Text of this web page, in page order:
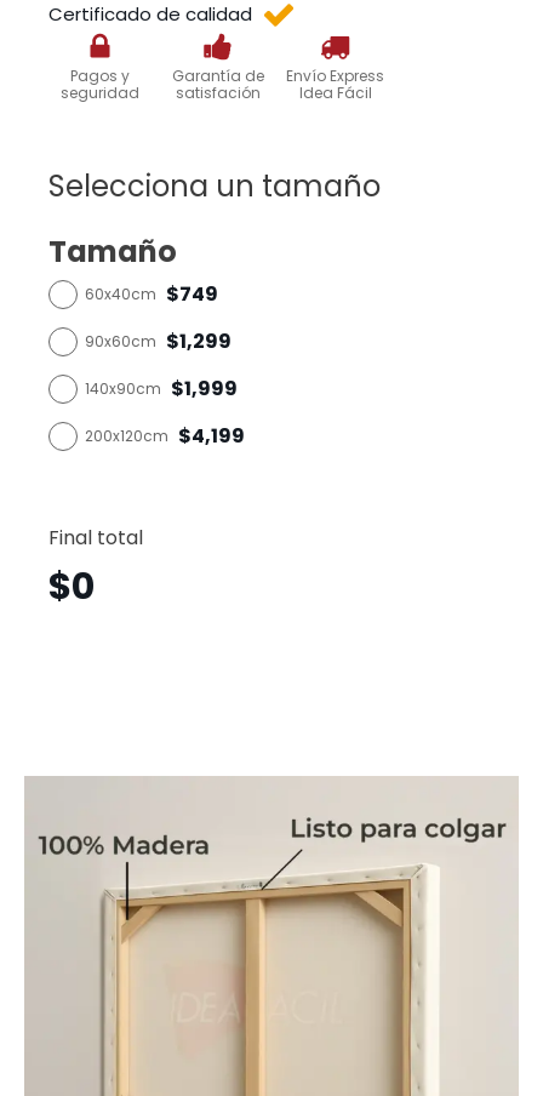
Certificado de calidad
Pagos y
seguridad
Garantía de
satisfación
Envío Express
Idea Fácil
Selecciona un tamaño
Tamaño
60x40cm $749
90x60cm $1,299
140x90cm $1,999
200x120cm $4,199
Final total
$0